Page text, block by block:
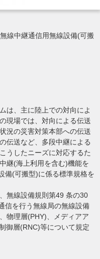
線中継通信用無線設備(可搬
は、主に陸上での対向によ
現場では、対向による伝送
況の災害対策本部への伝送
伝送など、多段中継による
うしたニーズに対応するた
継(海上利用を含む)機能を
備(可搬型)に係る標準規格を
無線設備規則第49 条の30
信を行う無線局の無線設備
物理層(PHY)、メディアア
御層(RNC)等について規定